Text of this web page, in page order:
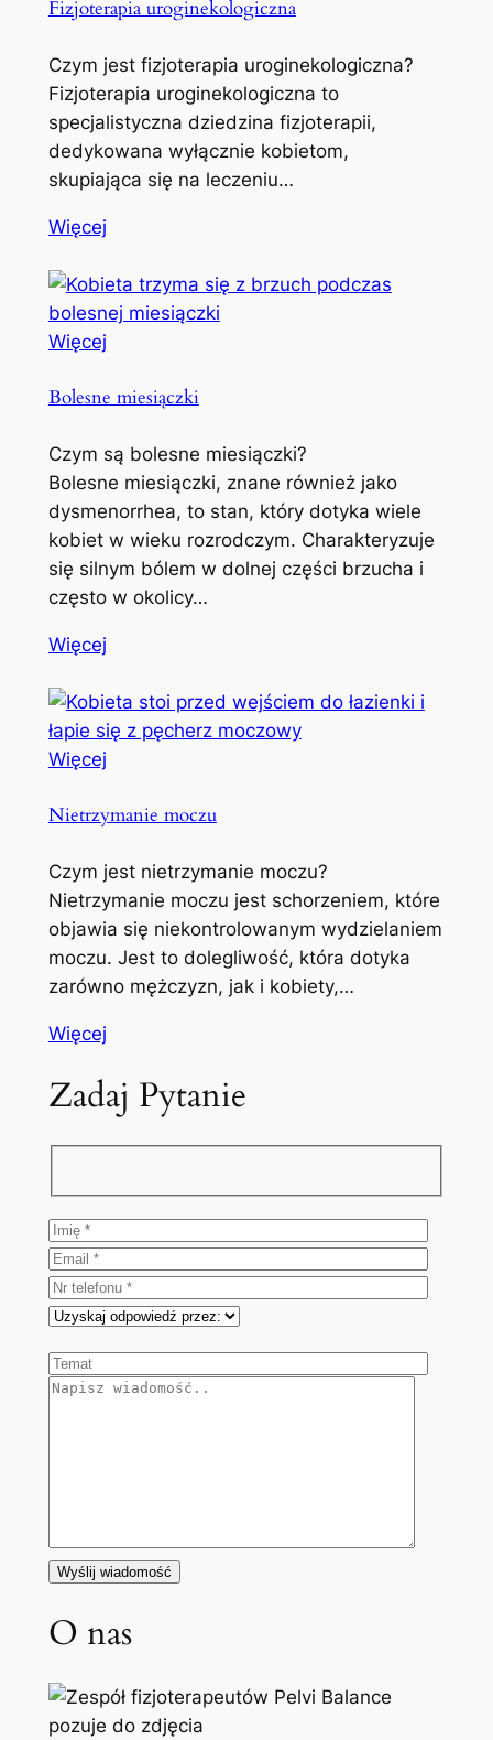
Fizjoterapia uroginekologiczna
Czym jest fizjoterapia uroginekologiczna?
Fizjoterapia uroginekologiczna to
specjalistyczna dziedzina fizjoterapii,
dedykowana wyłącznie kobietom,
skupiająca się na leczeniu…
Więcej
Więcej
Bolesne miesiączki
Czym są bolesne miesiączki?
Bolesne miesiączki, znane również jako
dysmenorrhea, to stan, który dotyka wiele
kobiet w wieku rozrodczym. Charakteryzuje
się silnym bólem w dolnej części brzucha i
często w okolicy…
Więcej
Więcej
Nietrzymanie moczu
Czym jest nietrzymanie moczu?
Nietrzymanie moczu jest schorzeniem, które
objawia się niekontrolowanym wydzielaniem
moczu. Jest to dolegliwość, która dotyka
zarówno mężczyzn, jak i kobiety,…
Więcej
Zadaj Pytanie
O nas